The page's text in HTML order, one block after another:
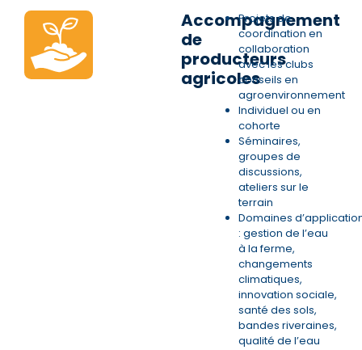
Accompagnement
de
producteurs
agricoles
Projets de
coordination en
collaboration
avec les clubs
conseils en
agroenvironnement
Individuel ou en
cohorte
Séminaires,
groupes de
discussions,
ateliers sur le
terrain
Domaines
: gestion de l’eau
à la ferme,
changements
climatiques,
innovation sociale,
santé des sols,
bandes riveraines,
qualité de l’eau